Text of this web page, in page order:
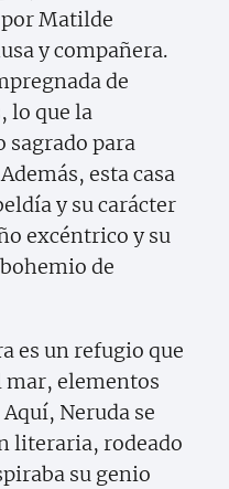
Matilde
y compañera.
de
lo que la
sagrado para
esta casa
y su carácter
excéntrico y su
de
es un refugio que
mar, elementos
Neruda se
literaria, rodeado
su genio